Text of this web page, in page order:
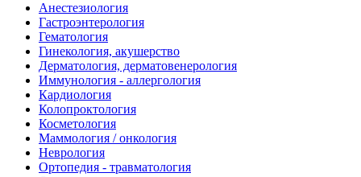
Анестезиология
Гастроэнтерология
Гематология
Гинекология, акушерство
Дерматология, дерматовенерология
Иммунология - аллергология
Кардиология
Колопроктология
Косметология
Маммология / онкология
Неврология
Ортопедия - травматология